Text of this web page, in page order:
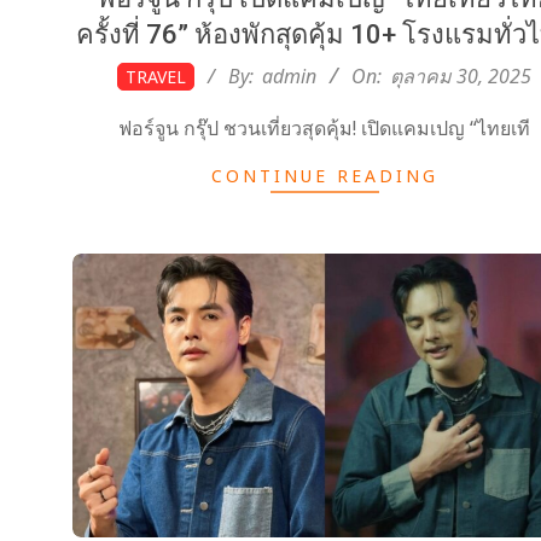
ครั้งที่ 76” ห้องพักสุดคุ้ม 10+ โรงแรมทั่ว
2025- TRAVEL By: admin On: ตุลาคม 30, 2025
ฟอร์จูน กรุ๊ป ชวนเที่ยวสุดคุ้ม! เปิดแคมเปญ “ไทยเที
CONTINUE READING